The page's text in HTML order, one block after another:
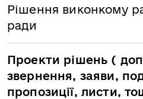
Рішення виконкому
ради
Проекти рішень (
звернення, заяви,
пропозиції, листи,